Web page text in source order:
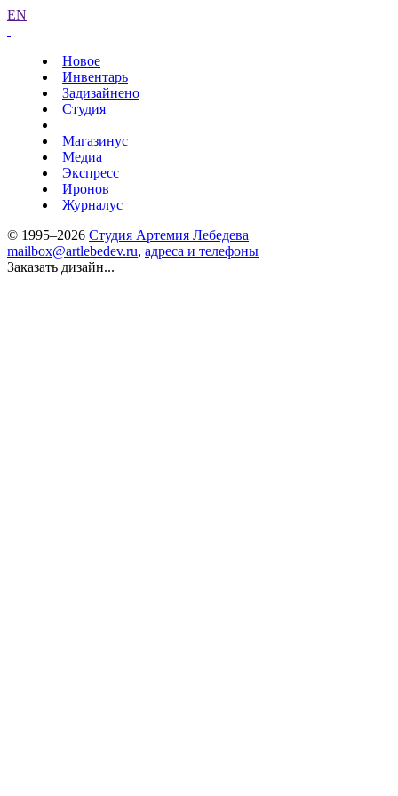
EN
Новое
Инвентарь
Задизайнено
Студия
Магазинус
Медиа
Экспресс
Иронов
Журналус
© 1995–2026 Студия Артемия Лебедева
mailbox@artlebedev.ru, адреса и телефоны
Заказать дизайн...